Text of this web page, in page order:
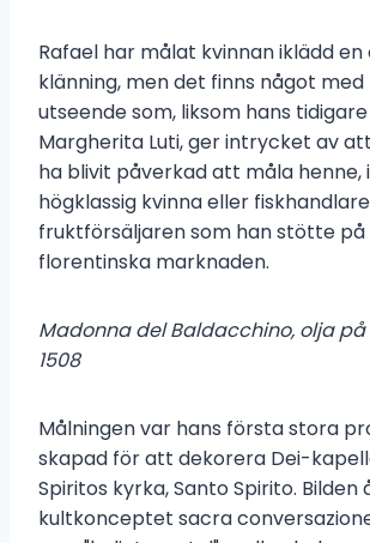
Rafael har målat kvinnan iklädd
klänning, men det finns något med
utseende som, liksom hans
Margherita Luti, ger intrycket av
ha blivit påverkad att måla henne,
högklassig kvinna eller
fruktförsäljaren som han stötte på
florentinska marknaden.
Madonna del Baldacchino, olja på
1508
Målningen var hans första stora
skapad för att dekorera Dei-
Spiritos kyrka, Santo Spirito.
kultkonceptet sacra